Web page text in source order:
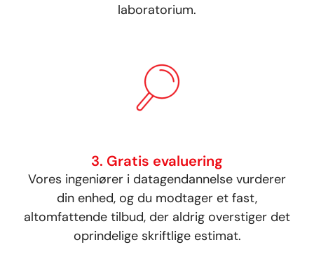
laboratorium.
3. Gratis evaluering
Vores ingeniører i datagendannelse vurderer
din enhed, og du modtager et fast,
altomfattende tilbud, der aldrig overstiger det
oprindelige skriftlige estimat.